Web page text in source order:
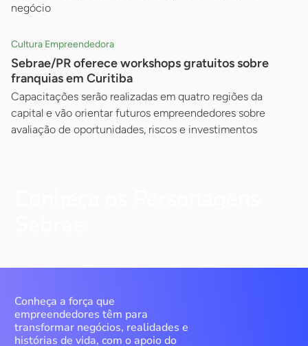
negócio
Cultura Empreendedora
Sebrae/PR oferece workshops gratuitos sobre
franquias em Curitiba
Capacitações serão realizadas em quatro regiões da
capital e vão orientar futuros empreendedores sobre
avaliação de oportunidades, riscos e investimentos
Conheça a força que
empreendedores têm para
transformar negócios, realidades e
histórias de vida, com o apoio do